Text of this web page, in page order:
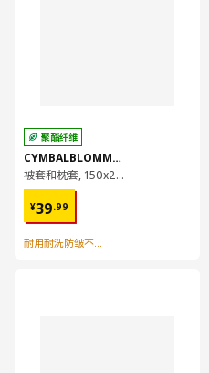
聚酯纤维
CYMBALBLOMMA 辛巴鲁玛
被套和枕套, 150x200/50x80 厘米
¥39.99
¥ 39.99
耐用耐洗防皱不缩水